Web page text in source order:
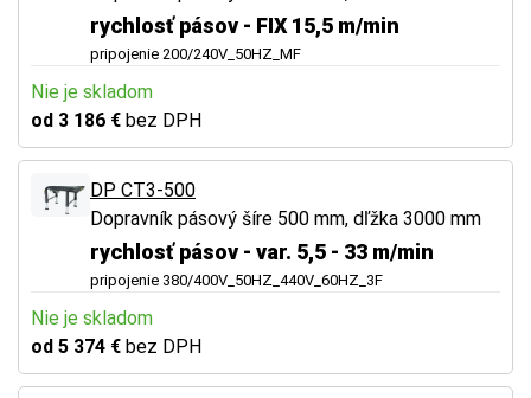
rychlosť pásov - FIX 15,5 m/min
pripojenie 200/240V_50HZ_MF
Nie je skladom
od 3 186 € bez DPH
DP CT3-500
Dopravník pásový šíre 500 mm, dľžka 3000 mm
rychlosť pásov - var. 5,5 - 33 m/min
pripojenie 380/400V_50HZ_440V_60HZ_3F
Nie je skladom
od 5 374 € bez DPH